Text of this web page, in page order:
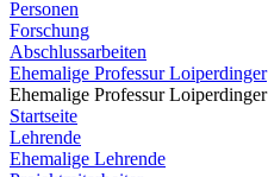
Personen
Forschung
Abschlussarbeiten
Ehemalige Professur Loiperdinger
Ehemalige Professur Loiperdinger
Startseite
Lehrende
Ehemalige Lehrende